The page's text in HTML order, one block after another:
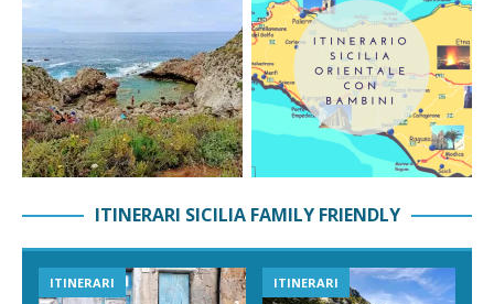
ITINERARI SICILIA FAMILY FRIENDLY
ITINERARI ITINERARI